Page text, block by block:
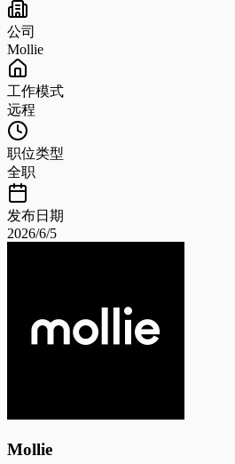
公司
Mollie
工作模式
远程
职位类型
全职
发布日期
2026/6/5
Mollie